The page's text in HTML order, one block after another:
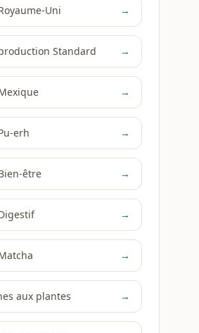
Uni →
Standard →
→
erh →
être →
→
→
aux plantes →